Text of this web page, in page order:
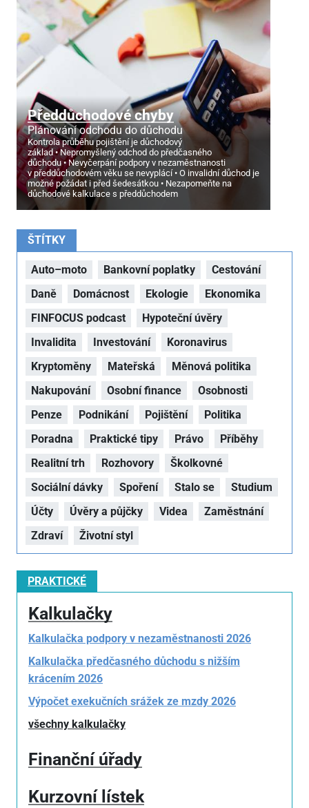
Předdůchodové chyby
Plánování odchodu do důchodu
Kontrola průběhu pojištění je důchodový
základ
Nepromyšlený odchod do předčasného
důchodu
Nevyčerpání podpory v nezaměstnanosti
v předdůchodovém věku se nevyplácí
O invalidní důchod je
možné požádat i před šedesátkou
Nezapomeňte na
důchodové kalkulace s předdůchodem
ŠTÍTKY
Auto–moto Bankovní poplatky
Cestování
Daně
Domácnost Ekologie
Ekonomika
FINFOCUS podcast
Hypoteční úvěry
Invalidita
Investování
Koronavirus
Kryptoměny
Mateřská
Měnová politika
Nakupování
Osobní finance
Osobnosti
Penze
Podnikání Pojištění
Politika
Poradna
Praktické tipy Právo
Příběhy
Realitní trh
Rozhovory
Školkovné
Sociální dávky
Spoření Stalo se
Studium
Účty
Úvěry a půjčky Videa
Zaměstnání
Zdraví
Životní styl
PRAKTICKÉ
Kalkulačky
Kalkulačka podpory v nezaměstnanosti 2026
Kalkulačka předčasného důchodu s nižším
krácením 2026
Výpočet exekučních srážek ze mzdy 2026
všechny kalkulačky
Finanční úřady
Kurzovní lístek